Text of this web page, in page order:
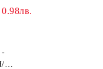
0.98лв.
-